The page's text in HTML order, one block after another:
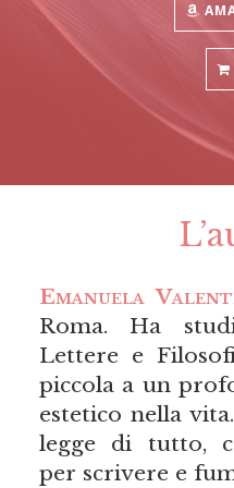
Emanuela
Roma. Ha
Lettere e
piccola a un
estetico nella
legge di tutto,
per scrivere e